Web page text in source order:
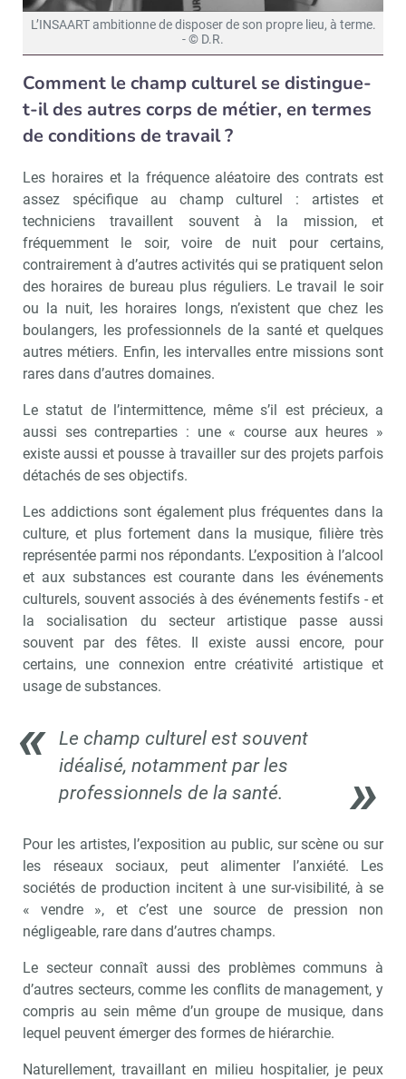
L’INSAART ambitionne de disposer de son propre lieu, à terme.
- © D.R.
Comment le champ culturel se distingue-
t-il des autres corps de métier, en termes
de conditions de travail ?
Les horaires et la fréquence aléatoire des contrats est
assez spécifique au champ culturel : artistes et
techniciens travaillent souvent à la mission, et
fréquemment le soir, voire de nuit pour certains,
contrairement à d’autres activités qui se pratiquent selon
des horaires de bureau plus réguliers. Le travail le soir
ou la nuit, les horaires longs, n’existent que chez les
boulangers, les professionnels de la santé et quelques
autres métiers. Enfin, les intervalles entre missions sont
rares dans d’autres domaines.
Le statut de l’intermittence, même s’il est précieux, a
aussi ses contreparties : une « course aux heures »
existe aussi et pousse à travailler sur des projets parfois
détachés de ses objectifs.
Les addictions sont également plus fréquentes dans la
culture, et plus fortement dans la musique, filière très
représentée parmi nos répondants. L’exposition à l’alcool
et aux substances est courante dans les événements
culturels, souvent associés à des événements festifs - et
la socialisation du secteur artistique passe aussi
souvent par des fêtes. Il existe aussi encore, pour
certains, une connexion entre créativité artistique et
usage de substances.
Le champ culturel est souvent
idéalisé, notamment par les
professionnels de la santé.
Pour les artistes, l’exposition au public, sur scène ou sur
les réseaux sociaux, peut alimenter l’anxiété. Les
sociétés de production incitent à une sur-visibilité, à se
« vendre », et c’est une source de pression non
négligeable, rare dans d’autres champs.
Le secteur connaît aussi des problèmes communs à
d’autres secteurs, comme les conflits de management, y
compris au sein même d’un groupe de musique, dans
lequel peuvent émerger des formes de hiérarchie.
Naturellement, travaillant en milieu hospitalier, je peux